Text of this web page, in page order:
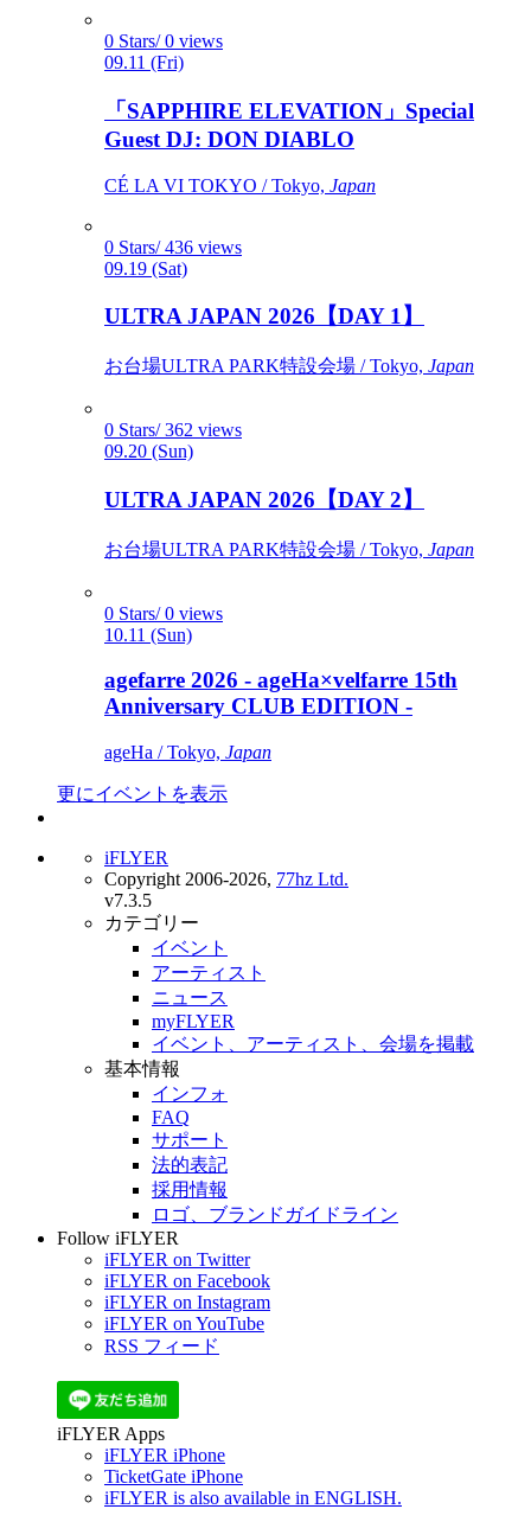
0 Stars/ 0 views
09.11 (Fri)
「SAPPHIRE ELEVATION」Special
Guest DJ: DON DIABLO
CÉ LA VI TOKYO / Tokyo, Japan
0 Stars/ 436 views
09.19 (Sat)
ULTRA JAPAN 2026【DAY 1】
お台場ULTRA PARK特設会場 / Tokyo, Japan
0 Stars/ 362 views
09.20 (Sun)
ULTRA JAPAN 2026【DAY 2】
お台場ULTRA PARK特設会場 / Tokyo, Japan
0 Stars/ 0 views
10.11 (Sun)
agefarre 2026 - ageHa×velfarre 15th
Anniversary CLUB EDITION -
ageHa / Tokyo, Japan
更にイベントを表示
iFLYER
Copyright 2006-2026, 77hz Ltd.
v7.3.5
カテゴリー
イベント
アーティスト
ニュース
myFLYER
イベント、アーティスト、会場を掲載
基本情報
インフォ
FAQ
サポート
法的表記
採用情報
ロゴ、ブランドガイドライン
Follow iFLYER
iFLYER on Twitter
iFLYER on Facebook
iFLYER on Instagram
iFLYER on YouTube
RSS フィード
iFLYER Apps
iFLYER iPhone
TicketGate iPhone
iFLYER is also available in ENGLISH.